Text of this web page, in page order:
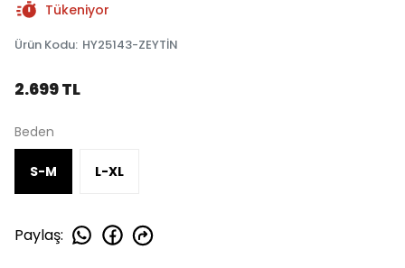
Tükeniyor
Ürün Kodu: HY25143-ZEYTİN
2.699 TL
Beden
S-M L-XL
Paylaş: